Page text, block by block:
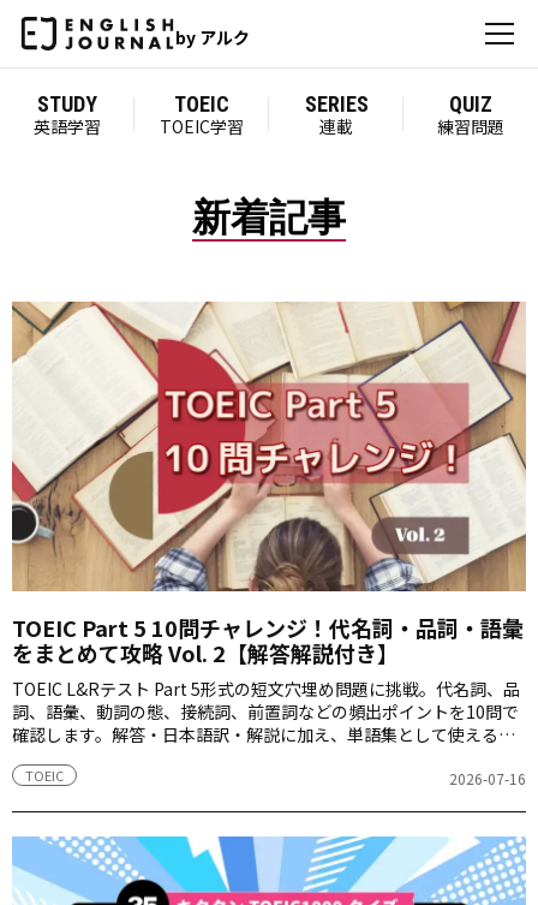
by アルク
STUDY
英語学習
TOEIC
TOEIC学習
SERIES
連載
QUIZ
練習問題
新着記事
TOEIC Part 5 10問チャレンジ！代名詞・品詞・語彙
をまとめて攻略 Vol. 2【解答解説付き】
TOEIC L&Rテスト Part 5形式の短文穴埋め問題に挑戦。代名詞、品
詞、語彙、動詞の態、接続詞、前置詞などの頻出ポイントを10問で
確認します。解答・日本語訳・解説に加え、単語集として使える語
TOEIC 2026-07-16